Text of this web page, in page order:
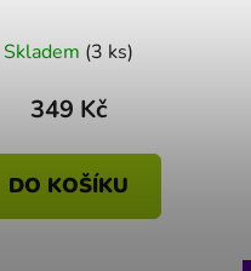
hodnocení
produktu
5,0
z
5
Skladem (3 ks)
349 Kč
DO KOŠÍKU